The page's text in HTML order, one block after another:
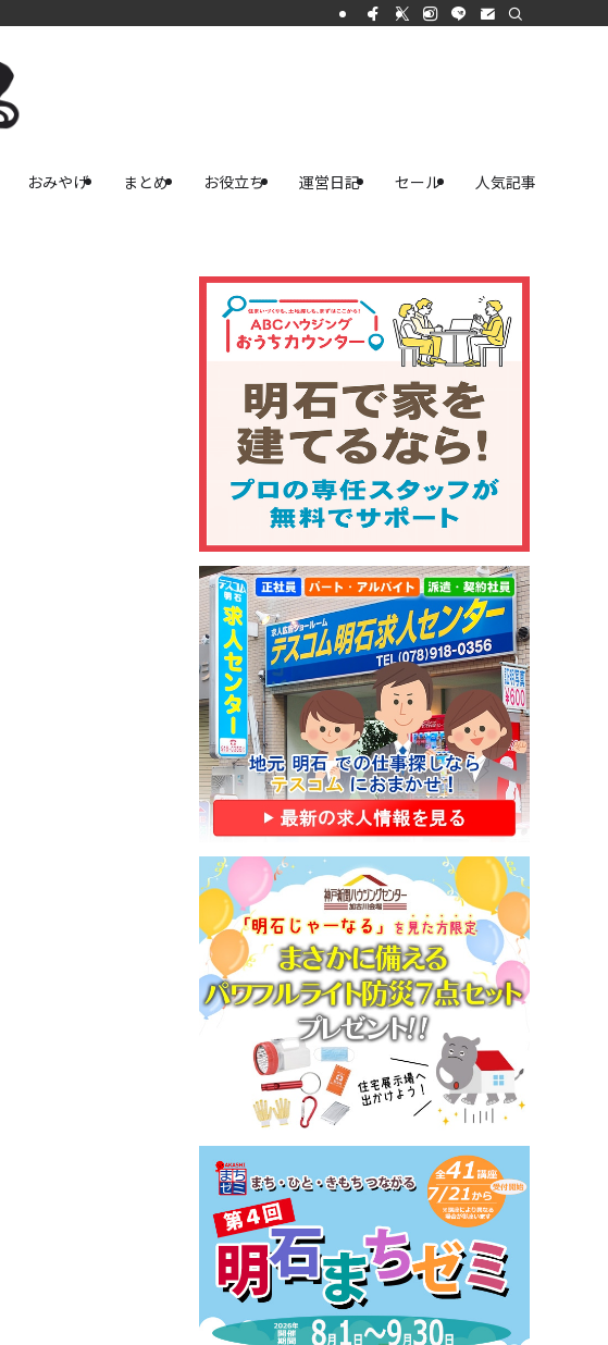
おみやげ まとめ お役立ち 運営日記 セール 人気記事